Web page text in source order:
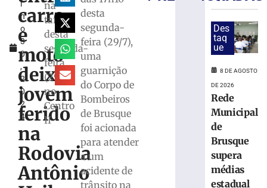
l
h
o
3
0
,
2
0
2
4
carro
e
moto
deixa
jovem
ferido
na
Rodovia
Antônio
na
tarde
desta
segunda-
feira
(29/7)
no
Centro
II
desta
segunda-
feira (29/7),
uma
guarnição
do Corpo de
Bombeiros
de Brusque
foi acionada
para atender
a um
acidente de
trânsito na
mulher
exige
transferências
bancárias
após
carro
apresentar
problemas
agosto
Des
taq
ue
8 DE AGOSTO
DE 2026
Rede
Municipal
de
Brusque
supera
médias
estadual